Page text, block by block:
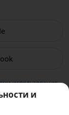
использования
Политику и